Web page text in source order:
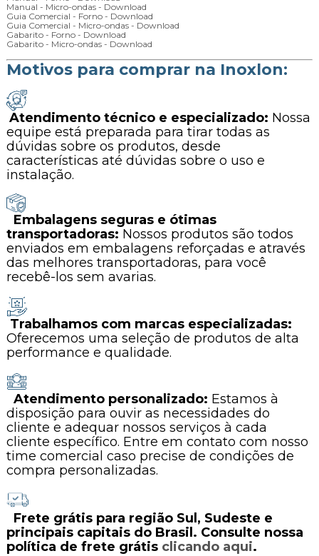
Manual - Micro-ondas - Download
Guia Comercial - Forno - Download
Guia Comercial - Micro-ondas - Download
Gabarito - Forno - Download
Gabarito - Micro-ondas - Download
Motivos para comprar na Inoxlon:
Atendimento técnico e especializado: Nossa
equipe está preparada para tirar todas as
dúvidas sobre os produtos, desde
características até dúvidas sobre o uso e
instalação.
Embalagens seguras e ótimas
transportadoras: Nossos produtos são todos
enviados em embalagens reforçadas e através
das melhores transportadoras, para você
recebê-los sem avarias.
Trabalhamos com marcas especializadas:
Oferecemos uma seleção de produtos de alta
performance e qualidade.
Atendimento personalizado: Estamos à
disposição para ouvir as necessidades do
cliente e adequar nossos serviços à cada
cliente específico. Entre em contato com nosso
time comercial caso precise de condições de
compra personalizadas.
Frete grátis para região Sul, Sudeste e
principais capitais do Brasil. Consulte nossa
política de frete grátis clicando aqui.